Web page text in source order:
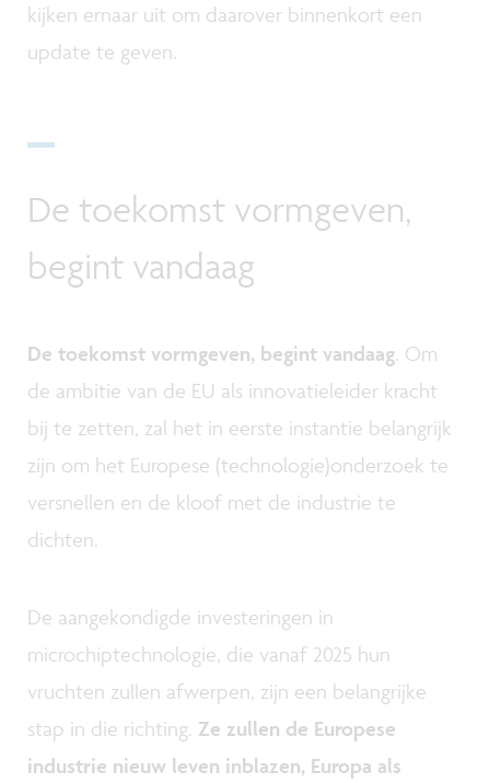
kijken ernaar uit om daarover binnenkort een
update te geven.
De toekomst vormgeven,
begint vandaag
De toekomst vormgeven, begint vandaag. Om
de ambitie van de EU als innovatieleider kracht
bij te zetten, zal het in eerste instantie belangrijk
zijn om het Europese (technologie)onderzoek te
versnellen en de kloof met de industrie te
dichten.
De aangekondigde investeringen in
microchiptechnologie, die vanaf 2025 hun
vruchten zullen afwerpen, zijn een belangrijke
stap in die richting. Ze zullen de Europese
industrie nieuw leven inblazen, Europa als